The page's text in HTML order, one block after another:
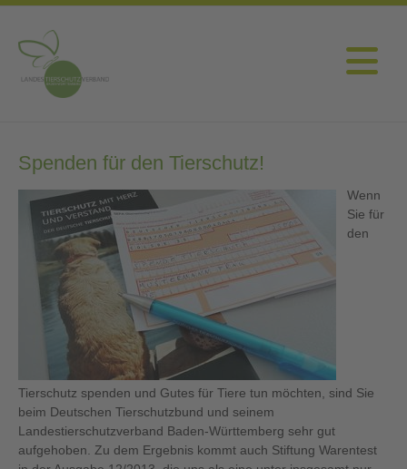
Spenden für den Tierschutz!
Wenn
Sie für
den
Tierschutz spenden und Gutes für Tiere tun möchten, sind Sie
beim Deutschen Tierschutzbund und seinem
Landestierschutzverband Baden-Württemberg sehr gut
aufgehoben. Zu dem Ergebnis kommt auch Stiftung Warentest